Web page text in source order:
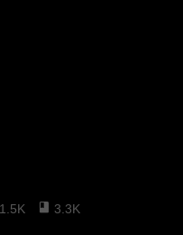
1.5K 3.3K